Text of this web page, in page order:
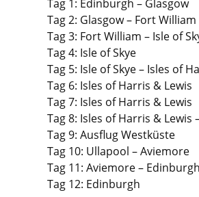
Tag 1: Edinburgh – Glasgow
Tag 2: Glasgow – Fort William
Tag 3: Fort William – Isle of
Tag 4: Isle of Skye
Tag 5: Isle of Skye – Isles of
Tag 6: Isles of Harris & Lewis
Tag 7: Isles of Harris & Lewis
Tag 8: Isles of Harris & Lewis
Tag 9: Ausflug Westküste
Tag 10: Ullapool – Aviemore
Tag 11: Aviemore – Edinburgh
Tag 12: Edinburgh